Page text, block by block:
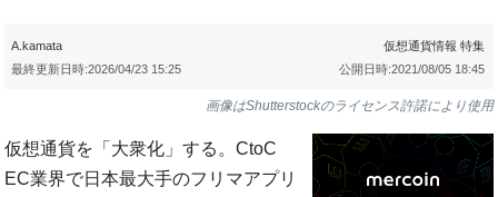
A.kamata 仮想通貨情報 特集
公開日時:2021/08/05 18:45
最終更新日時:2026/04/23 15:25
画像はShutterstockのライセンス許諾により使用
仮想通貨を「大衆化」する。CtoC
EC業界で日本最大手のフリマアプリ